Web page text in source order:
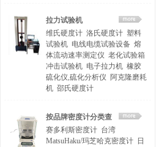
拉力试验机
维氏硬度计 洛氏硬度计 塑料
试验机 电线电缆试验设备 熔
体流动速率测定仪 老化试验箱
冲击试验机 电子拉力机 橡胶
硫化仪,硫化分析仪 阿克隆磨耗
机 邵氏硬度计
按品牌密度计分类查
找
赛多利斯密度计 台湾
MatsuHaku/玛芝哈克密度计 日